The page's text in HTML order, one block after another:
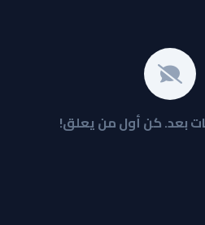
بعد. كن أول من يعلق!